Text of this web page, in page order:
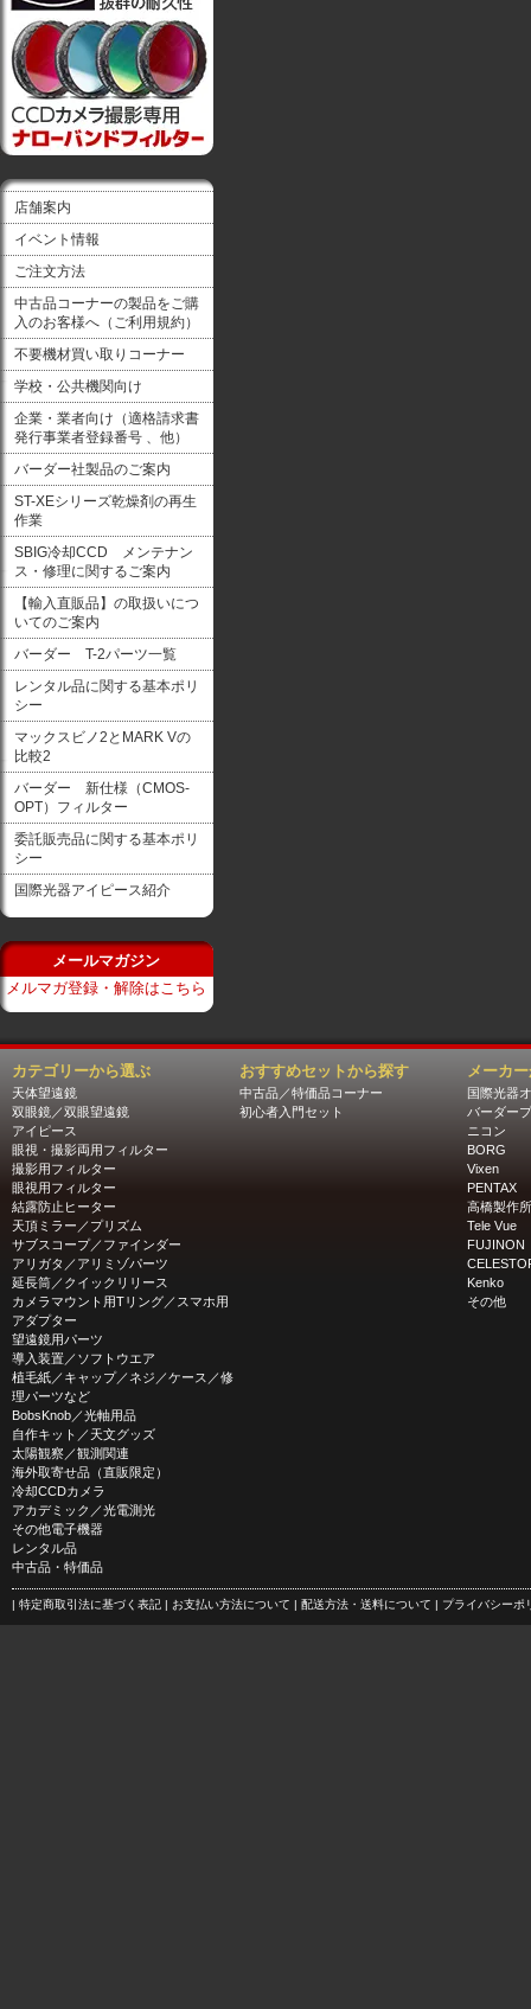
店舗案内
イベント情報
ご注文方法
中古品コーナーの製品をご購
入のお客様へ（ご利用規約）
不要機材買い取りコーナー
学校・公共機関向け
企業・業者向け（適格請求書
発行事業者登録番号 、他）
バーダー社製品のご案内
ST-XEシリーズ乾燥剤の再生
作業
SBIG冷却CCD メンテナン
ス・修理に関するご案内
【輸入直販品】の取扱いにつ
いてのご案内
バーダー T-2パーツ一覧
レンタル品に関する基本ポリ
シー
マックスビノ2とMARK Vの
比較2
バーダー 新仕様（CMOS-
OPT）フィルター
委託販売品に関する基本ポリ
シー
国際光器アイピース紹介
メールマガジン
メルマガ登録・解除はこちら
カテゴリーから選ぶ
天体望遠鏡
双眼鏡／双眼望遠鏡
アイピース
眼視・撮影両用フィルター
撮影用フィルター
眼視用フィルター
結露防止ヒーター
天頂ミラー／プリズム
サブスコープ／ファインダー
アリガタ／アリミゾパーツ
延長筒／クイックリリース
カメラマウント用Tリング／スマホ用
アダプター
望遠鏡用パーツ
導入装置／ソフトウエア
植毛紙／キャップ／ネジ／ケース／修
理パーツなど
BobsKnob／光軸用品
自作キット／天文グッズ
太陽観察／観測関連
海外取寄せ品（直販限定）
冷却CCDカメラ
アカデミック／光電測光
その他電子機器
レンタル品
中古品・特価品
おすすめセットから探す
中古品／特価品コーナー
初心者入門セット
メーカ
国際光器
バーダー
ニコン
BORG
Vixen
PENTAX
高橋製作所
Tele Vue
FUJINON
Kenko
その他
| 特定商取引法に基づく表記 | お支払い方法について | 配送方法・送料について | プライバシーポ